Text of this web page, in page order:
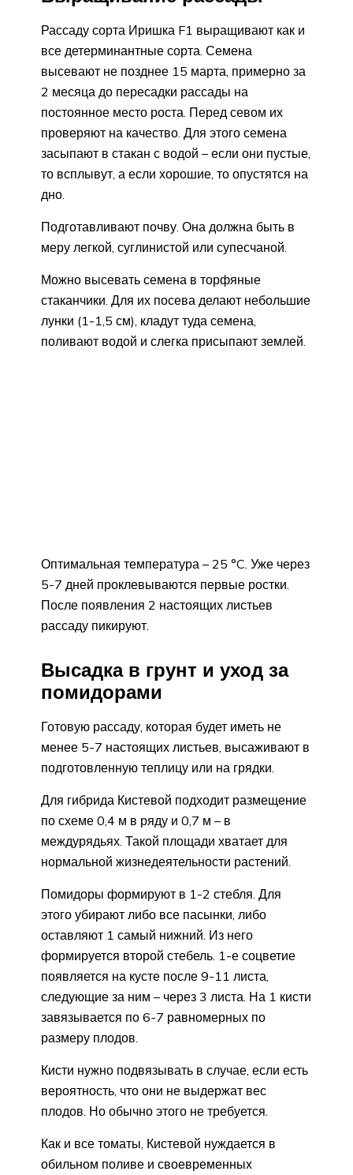
Рассаду сорта Иришка F1 выращивают как и
все детерминантные сорта. Семена
высевают не позднее 15 марта, примерно за
2 месяца до пересадки рассады на
постоянное место роста. Перед севом их
проверяют на качество. Для этого семена
засыпают в стакан с водой – если они пустые,
то всплывут, а если хорошие, то опустятся на
дно.
Подготавливают почву. Она должна быть в
меру легкой, суглинистой или супесчаной.
Можно высевать семена в торфяные
стаканчики. Для их посева делают небольшие
лунки (1-1,5 см), кладут туда семена,
поливают водой и слегка присыпают землей.
Оптимальная температура – 25 °C. Уже через
5-7 дней проклевываются первые ростки.
После появления 2 настоящих листьев
рассаду пикируют.
Высадка в грунт и уход за
помидорами
Готовую рассаду, которая будет иметь не
менее 5-7 настоящих листьев, высаживают в
подготовленную теплицу или на грядки.
Для гибрида Кистевой подходит размещение
по схеме 0,4 м в ряду и 0,7 м – в
междурядьях. Такой площади хватает для
нормальной жизнедеятельности растений.
Помидоры формируют в 1-2 стебля. Для
этого убирают либо все пасынки, либо
оставляют 1 самый нижний. Из него
формируется второй стебель. 1-е соцветие
появляется на кусте после 9-11 листа,
следующие за ним – через 3 листа. На 1 кисти
завязывается по 6-7 равномерных по
размеру плодов.
Кисти нужно подвязывать в случае, если есть
вероятность, что они не выдержат вес
плодов. Но обычно этого не требуется.
Как и все томаты, Кистевой нуждается в
обильном поливе и своевременных